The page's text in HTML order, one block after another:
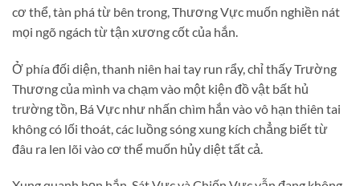
cơ thể, tàn phá từ bên trong, Thương Vực muốn nghiền nát
mọi ngõ ngách từ tận xương cốt của hắn.
Ở phía đối diện, thanh niên hai tay run rẩy, chỉ thấy Trường
Thương của mình va chạm vào một kiện đồ vật bất hủ
trường tồn, Bá Vực như nhấn chìm hắn vào vô hạn thiên tai
không có lối thoát, các luồng sóng xung kích chẳng biết từ
đâu ra len lõi vào cơ thể muốn hủy diệt tất cả.